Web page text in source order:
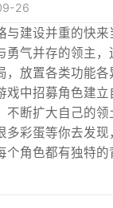
26
与建设并重的快
勇气并存的领主
，放置各类功能
戏中招募角色建
不断扩大自己的
多彩蛋等你去发
个角色都有独特